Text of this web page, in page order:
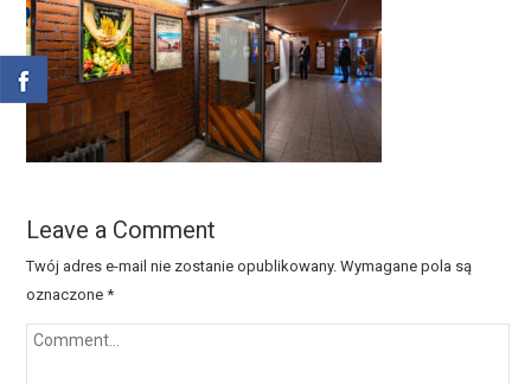
Leave a Comment
Twój adres e-mail nie zostanie opublikowany. Wymagane pola są
oznaczone*